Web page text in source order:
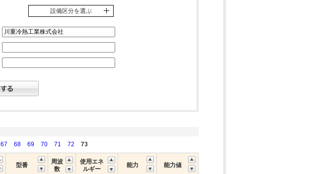
設備区分を選ぶ
67 68 69 70 71 72 73
型番
周波
数
使用エネ
ルギー
能力 能力値